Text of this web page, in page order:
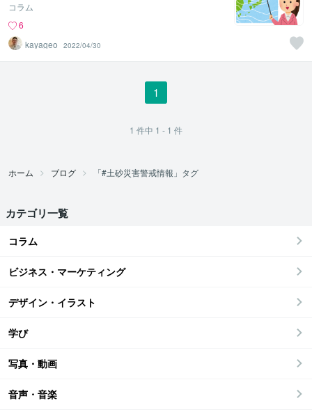
コラム
6
kayageo
2022/04/30
1
1 件中 1 - 1 件
ホーム ブログ 「#土砂災害警戒情報」タグ
カテゴリ一覧
コラム
ビジネス・マーケティング
デザイン・イラスト
学び
写真・動画
音声・音楽